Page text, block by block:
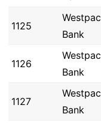
1125
Westpac
Bank
1126
Westpac
Bank
1127
Westpac
Bank